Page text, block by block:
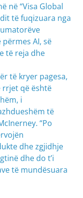
në “Visa Global
të fuqizuara nga
AI, së
të reja dhe
të kryer pagesa,
që është
i
të
“Po
dhe zgjidhje
dhe do t’i
të mundësuara